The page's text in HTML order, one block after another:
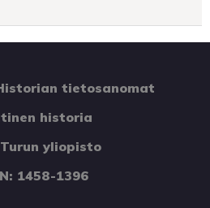
tietosanomat
historia
yliopisto
1458-1396